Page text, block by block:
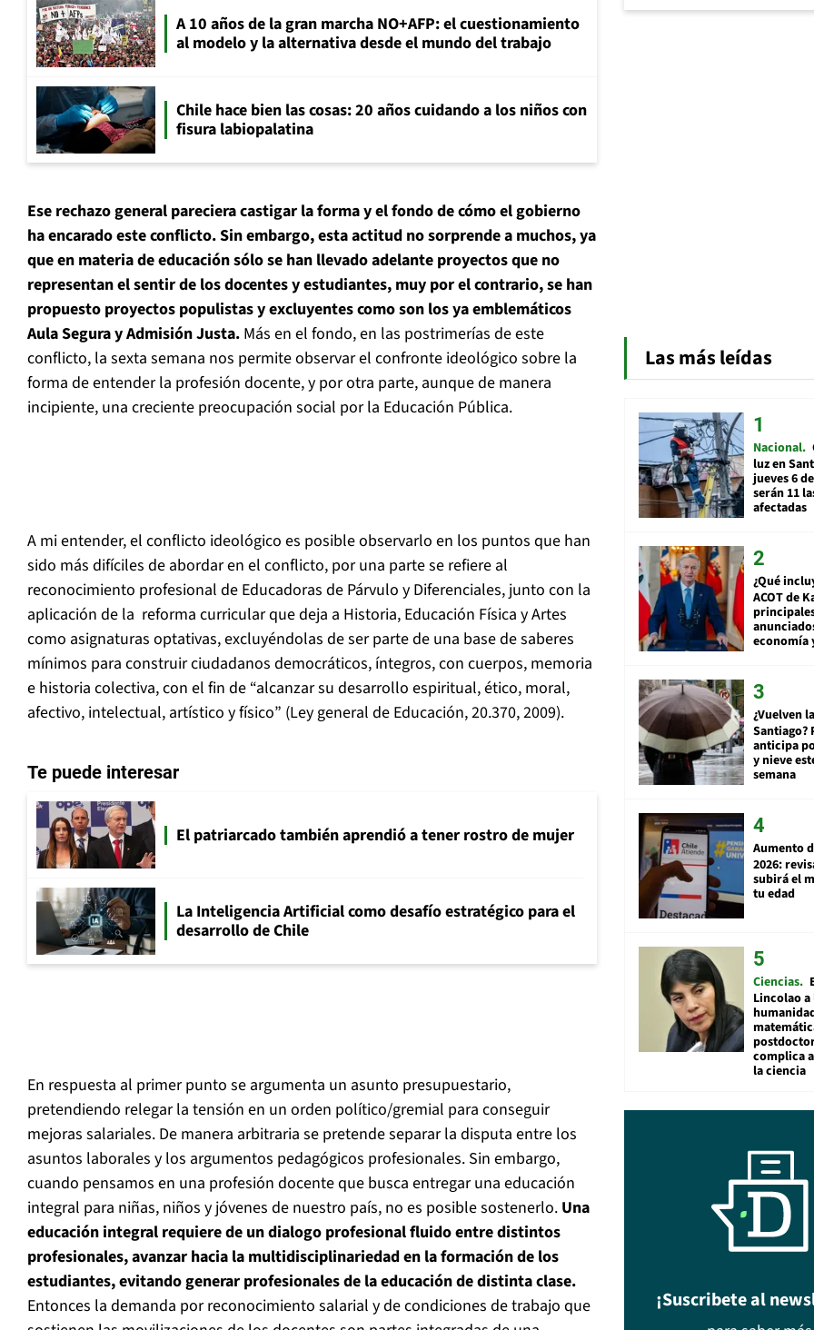
A 10 años de la gran marcha NO+AFP: el cuestionamiento
al modelo y la alternativa desde el mundo del trabajo
Chile hace bien las cosas: 20 años cuidando a los niños con
fisura labiopalatina
Ese rechazo general pareciera castigar la forma y el fondo de cómo el gobierno
ha encarado este conflicto. Sin embargo, esta actitud no sorprende a muchos, ya
que en materia de educación sólo se han llevado adelante proyectos que no
representan el sentir de los docentes y estudiantes, muy por el contrario, se han
propuesto proyectos populistas y excluyentes como son los ya emblemáticos
Aula Segura y Admisión Justa. Más en el fondo, en las postrimerías de este
conflicto, la sexta semana nos permite observar el confronte ideológico sobre la
forma de entender la profesión docente, y por otra parte, aunque de manera
incipiente, una creciente preocupación social por la Educación Pública.
A mi entender, el conflicto ideológico es posible observarlo en los puntos que han
sido más difíciles de abordar en el conflicto, por una parte se refiere al
reconocimiento profesional de Educadoras de Párvulo y Diferenciales, junto con la
aplicación de la reforma curricular que deja a Historia, Educación Física y Artes
como asignaturas optativas, excluyéndolas de ser parte de una base de saberes
mínimos para construir ciudadanos democráticos, íntegros, con cuerpos, memoria
e historia colectiva, con el fin de “alcanzar su desarrollo espiritual, ético, moral,
afectivo, intelectual, artístico y físico” (Ley general de Educación, 20.370, 2009).
Te puede interesar
El patriarcado también aprendió a tener rostro de mujer
La Inteligencia Artificial como desafío estratégico para el
desarrollo de Chile
En respuesta al primer punto se argumenta un asunto presupuestario,
pretendiendo relegar la tensión en un orden político/gremial para conseguir
mejoras salariales. De manera arbitraria se pretende separar la disputa entre los
asuntos laborales y los argumentos pedagógicos profesionales. Sin embargo,
cuando pensamos en una profesión docente que busca entregar una educación
integral para niñas, niños y jóvenes de nuestro país, no es posible sostenerlo. Una
educación integral requiere de un dialogo profesional fluido entre distintos
profesionales, avanzar hacia la multidisciplinariedad en la formación de los
estudiantes, evitando generar profesionales de la educación de distinta clase.
Entonces la demanda por reconocimiento salarial y de condiciones de trabajo que
Las más leídas
Nacional
luz en
jueves 6
serán 11
afectadas
¿Qué
ACOT de
economía
¿Vuelven
Santiago?
anticipa
y nieve
semana
Aumento
2026:
subirá el
tu edad
Ciencias
Lincolao a
complica
la ciencia
¡Suscribete al